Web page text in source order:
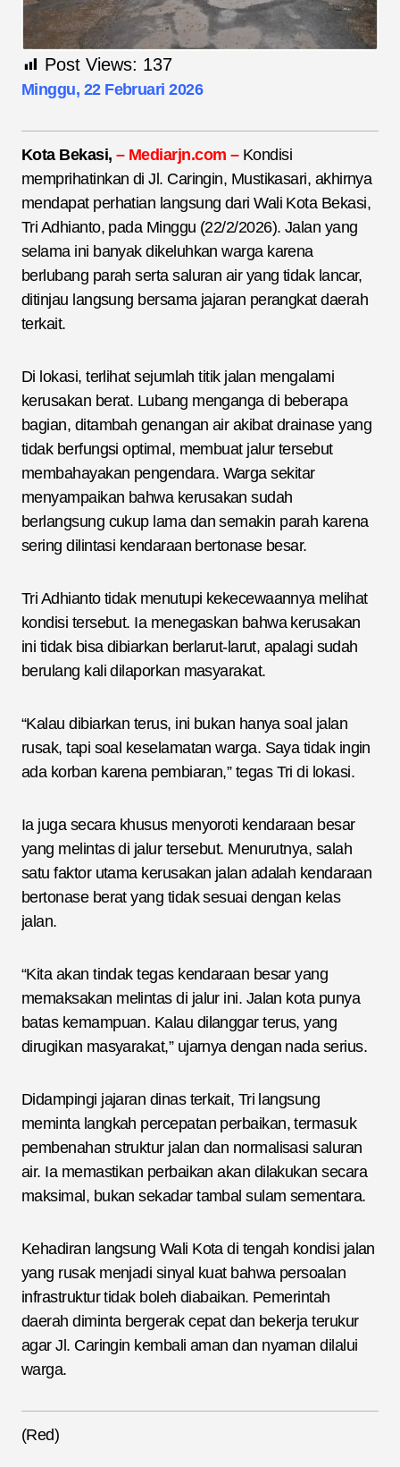
Post Views: 137
Minggu, 22 Februari 2026
Kota Bekasi, – Mediarjn.com –Kondisi
memprihatinkan di Jl. Caringin, Mustikasari, akhirnya
mendapat perhatian langsung dari Wali Kota Bekasi,
Tri Adhianto, pada Minggu (22/2/2026). Jalan yang
selama ini banyak dikeluhkan warga karena
berlubang parah serta saluran air yang tidak lancar,
ditinjau langsung bersama jajaran perangkat daerah
terkait.
Di lokasi, terlihat sejumlah titik jalan mengalami
kerusakan berat. Lubang menganga di beberapa
bagian, ditambah genangan air akibat drainase yang
tidak berfungsi optimal, membuat jalur tersebut
membahayakan pengendara. Warga sekitar
menyampaikan bahwa kerusakan sudah
berlangsung cukup lama dan semakin parah karena
sering dilintasi kendaraan bertonase besar.
Tri Adhianto tidak menutupi kekecewaannya melihat
kondisi tersebut. Ia menegaskan bahwa kerusakan
ini tidak bisa dibiarkan berlarut-larut, apalagi sudah
berulang kali dilaporkan masyarakat.
“Kalau dibiarkan terus, ini bukan hanya soal jalan
rusak, tapi soal keselamatan warga. Saya tidak ingin
ada korban karena pembiaran,” tegas Tri di lokasi.
Ia juga secara khusus menyoroti kendaraan besar
yang melintas di jalur tersebut. Menurutnya, salah
satu faktor utama kerusakan jalan adalah kendaraan
bertonase berat yang tidak sesuai dengan kelas
jalan.
“Kita akan tindak tegas kendaraan besar yang
memaksakan melintas di jalur ini. Jalan kota punya
batas kemampuan. Kalau dilanggar terus, yang
dirugikan masyarakat,” ujarnya dengan nada serius.
Didampingi jajaran dinas terkait, Tri langsung
meminta langkah percepatan perbaikan, termasuk
pembenahan struktur jalan dan normalisasi saluran
air. Ia memastikan perbaikan akan dilakukan secara
maksimal, bukan sekadar tambal sulam sementara.
Kehadiran langsung Wali Kota di tengah kondisi jalan
yang rusak menjadi sinyal kuat bahwa persoalan
infrastruktur tidak boleh diabaikan. Pemerintah
daerah diminta bergerak cepat dan bekerja terukur
agar Jl. Caringin kembali aman dan nyaman dilalui
warga.
(Red)